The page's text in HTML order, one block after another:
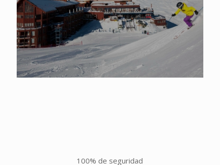
100% de seguridad